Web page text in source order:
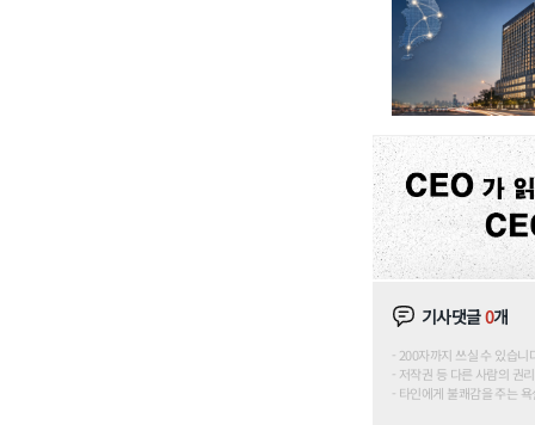
기사댓글0개
200자까지 쓰실 수 있습
저작권 등 다른 사람의 권
타인에게 불쾌감을 주는